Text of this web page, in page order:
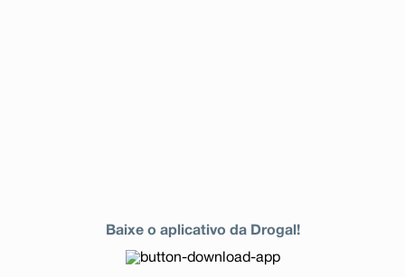
Baixe o aplicativo da Drogal!